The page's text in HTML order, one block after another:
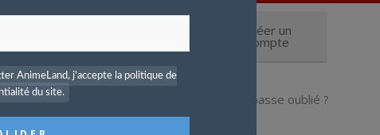
Créer un
compte
Mot de passe oublié ?
AnimeLand, j'accepte la politique de
du site.